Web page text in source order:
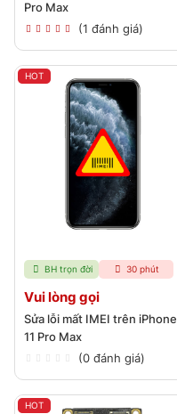
Pro Max
(1 đánh giá)
HOT
BH trọn đời 30 phút
Vui lòng gọi
Sửa lỗi mất IMEI trên iPhone
11 Pro Max
(0 đánh giá)
HOT